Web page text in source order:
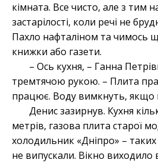
кімната. Все чисто, але з тим
застарілості, коли речі не
Пахло нафталіном та чимось
книжки або газети.
– Ось кухня, – Ганна
тремтячою рукою. – Плита
працює. Воду вимкнуть, якщо
Денис зазирнув. Кухня
метрів, газова плита старої
холодильник «Дніпро» –
не випускали. Вікно виходило